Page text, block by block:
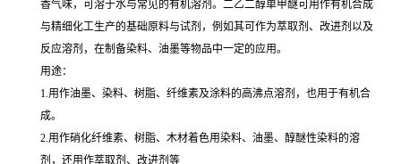
香气味，可溶于水与常见的有机溶剂。二乙二醇单甲醚可用作有机合成
与精细化工生产的基础原料与试剂，例如其可作为萃取剂、改进剂以及
反应溶剂，在制备染料、油墨等物品中一定的应用。
用途：
1.用作油墨、染料、树脂、纤维素及涂料的高沸点溶剂，也用于有机合
成。
2.用作硝化纤维素、树脂、木材着色用染料、油墨、醇醚性染料的溶
剂，还用作萃取剂、改进剂等